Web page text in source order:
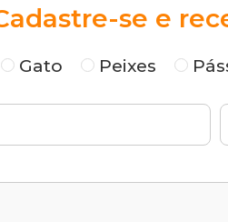
Cadastre-se e